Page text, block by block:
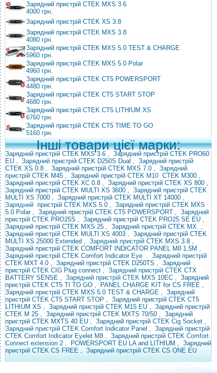
Зарядний пристрій CTEK MXS 3.6
4000 грн.
Зарядний пристрій CTEK XS 3.8
Зарядний пристрій CTEK MXS 3.8
4080 грн.
Зарядний пристрій CTEK MXS 5.0 TEST & CHARGE
5960 грн.
Зарядний пристрій CTEK MXS 5.0 Polar
4960 грн.
Зарядний пристрій CTEK CT5 POWERSPORT
4480 грн.
Зарядний пристрій CTEK CT5 START STOP
4680 грн.
Зарядний пристрій CTEK CT5 LITHIUM XS
6760 грн.
Зарядний пристрій CTEK CT5 TIME TO GO
5160 грн.
Інші товари цієї марки:
Зарядний пристрій CTEK MXS 3.6 , Зарядний пристрій CTEK PRO60
EU , Зарядний пристрій CTEK D250S Dual , Зарядний пристрій
CTEK XS 0.8 , Зарядний пристрій CTEK MXS 7.0 , Зарядний
пристрій CTEK M45 , Зарядний пристрій CTEK M10 CTEK M300 ,
Зарядний пристрій CTEK XC 0.8 , Зарядний пристрій CTEK XS 800 ,
Зарядний пристрій CTEK MULTI XS 3600 , Зарядний пристрій CTEK
MULTI XS 7000 , Зарядний пристрій CTEK MULTI XT 14000 ,
Зарядний пристрій CTEK MXS 5.0 , Зарядний пристрій CTEK MXS
5.0 Polar , Зарядний пристрій CTEK CT5 POWERSPORT , Зарядний
пристрій CTEK PRO25S , Зарядний пристрій CTEK PRO25 SE EU ,
Зарядний пристрій CTEK MXS 25 , Зарядний пристрій CTEK MX ,
Зарядний пристрій CTEK MULTI XS 4003 , Зарядний пристрій CTEK
MULTI XS 25000 Extended , Зарядний пристрій CTEK MXS 3.8 ,
Зарядний пристрій CTEK COMFORT INDICATOR PANEL M8 1,5M ,
Зарядний пристрій CTEK Comfort Indicator Eye . Зарядний пристрій
CTEK MXT 4.0 , Зарядний пристрій CTEK D250TS , Зарядний
пристрій CTEK CIG Plug connect , Зарядний пристрій CTEK CTX
BATTERY SENSE , Зарядний пристрій CTEK MXS 10EC , Зарядний
пристрій CTEK CT5 TI TO GO , PANEL CHARGE KIT for CS FREE ,
Зарядний пристрій CTEK MXS 5.0 TEST & CHARGE , Зарядний
пристрій CTEK CT5 START STOP , Зарядний пристрій CTEK CT5
LITHIUM XS , Зарядний пристрій CTEK M15 EU , Зарядний пристрій
CTEK M 25 , Зарядний пристрій CTEK MXTS 70/50 , Зарядний
пристрій CTEK MXTS 40 EU , Зарядний пристрій CTEK Cig Socket ,
Зарядний пристрій CTEK Comfort Indicator Panel , Зарядний пристрій
CTEK Comfort Indicator Eyelet M8 , Зарядний пристрій CTEK Comfort
Connect extension 2 .
POWERSPORT EU LA and LITHIUM , Зарядний
пристрій CTEK CS FREE , Зарядний пристрій CTEK CS ONE EU